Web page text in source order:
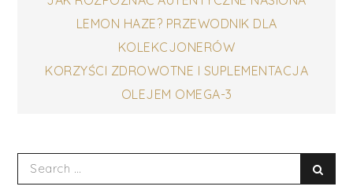
Nawigacja
wpisu
LEMON HAZE? PRZEWODNIK DLA
KOLEKCJONERÓW
KORZYŚCI ZDROWOTNE I SUPLEMENTACJA
OLEJEM OMEGA-3
Search